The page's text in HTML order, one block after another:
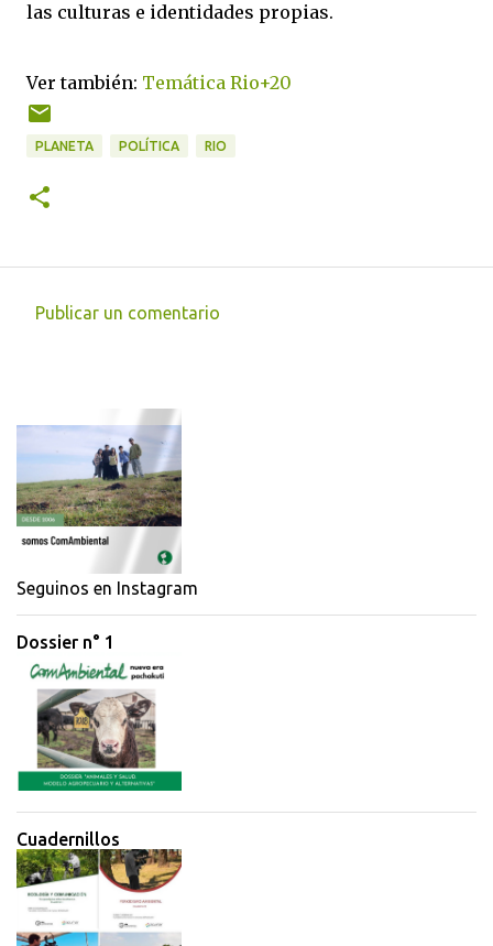
las culturas e identidades propias.
Ver también: Temática Rio+20
PLANETA POLÍTICA RIO
e
t
a
i
o
s
Publicar un comentario
Seguinos en Instagram
Dossier n° 1
Cuadernillos